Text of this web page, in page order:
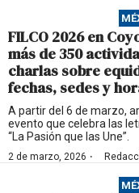
FILCO 2026 en
más de 350
charlas sobre
fechas, sedes y
A partir del 6 de marzo,
evento que celebra las
“La Pasión que las Une”.
2 de marzo, 2026 ·